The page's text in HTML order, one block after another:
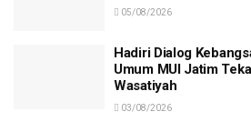
05/08/2026
Hadiri Dialog
Umum MUI Jatim
Wasatiyah
03/08/2026